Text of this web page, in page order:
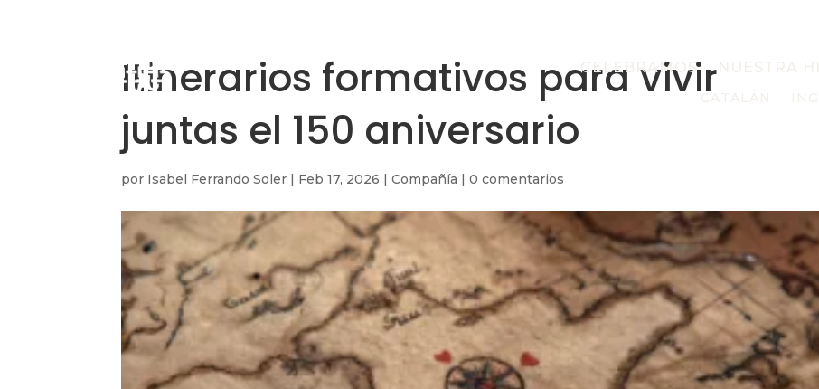
CELEBRAMOS
Itinerarios formativos para vivir
juntas el 150 aniversario
por Isabel Ferrando Soler | Feb 17, 2026 |Compañía |0 comentarios